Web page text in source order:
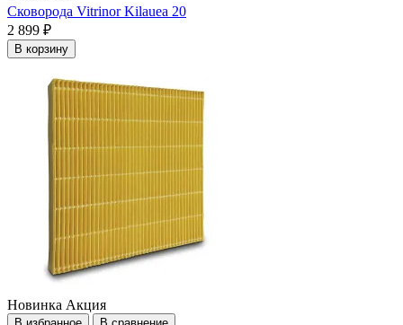
Сковорода Vitrinor Kilauea 20
2 899 ₽
В корзину
Новинка Акция